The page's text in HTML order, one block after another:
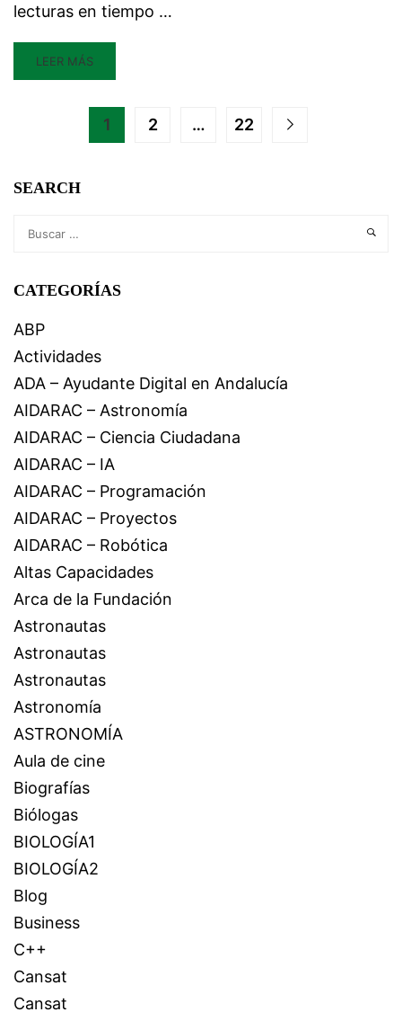
lecturas en tiempo …
LEER MÁS
1 2 … 22
SEARCH
CATEGORÍAS
ABP
Actividades
ADA – Ayudante Digital en Andalucía
AIDARAC – Astronomía
AIDARAC – Ciencia Ciudadana
AIDARAC – IA
AIDARAC – Programación
AIDARAC – Proyectos
AIDARAC – Robótica
Altas Capacidades
Arca de la Fundación
Astronautas
Astronautas
Astronautas
Astronomía
ASTRONOMÍA
Aula de cine
Biografías
Biólogas
BIOLOGÍA1
BIOLOGÍA2
Blog
Business
C++
Cansat
Cansat